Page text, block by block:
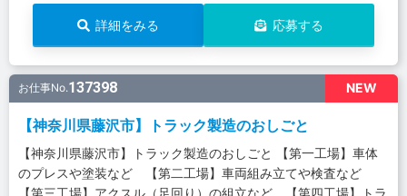
詳細をみる 応募する
NEW
お仕事No.137398
【神奈川県藤沢市】トラック製造のおしごと
【神奈川県藤沢市】トラック製造のおしごと 【第一工場】車体
のプレスや塗装など 【第二工場】車両組み立てや検査など
【第三工場】アクスル（足回り）の組立など 【第四工場】トラ